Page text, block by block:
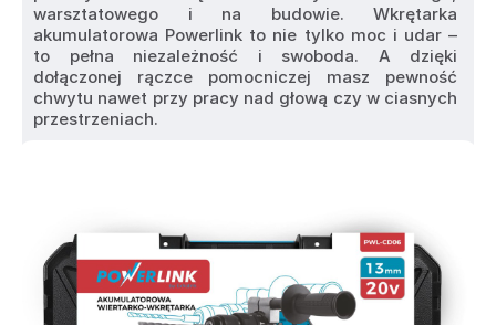
warsztatowego i na budowie. Wkrętarka
akumulatorowa Powerlink to nie tylko moc i udar –
to pełna niezależność i swoboda. A dzięki
dołączonej rączce pomocniczej masz pewność
chwytu nawet przy pracy nad głową czy w ciasnych
przestrzeniach.